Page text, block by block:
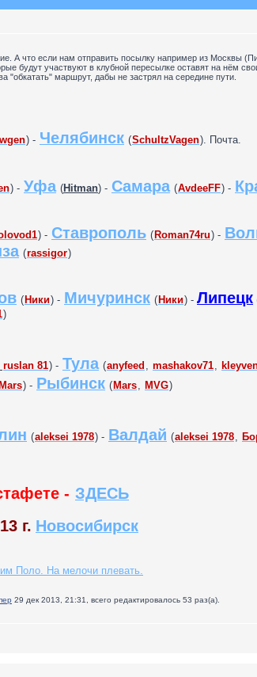
А что если нам отправить посылку например из Москвы
будут участвуют в клубной пересылке оставят на нём
"обкатать" маршрут, дабы не застрял на середине пути.
) - Челябинск (SchultzVagen). Почта.
) - Уфа (Hitman) - Самара (AvdeeFF) -
) - Ставрополь ( Roman74ru) -
(rassigor)
( Ники) - Мичуринск ( Ники) - Липецк
)
ruslan 81) - Тула (anyfeed , mashakov71,
Mars) - Рыбинск ( Mars, MVG)
(aleksei 1978) - Валдай (aleksei 1978,
- ЗДЕСЬ
г. Новосибирск
Поло. На мелочи плевать.
29 дек 2013, 21:31, всего редактировалось 53 раз(а).